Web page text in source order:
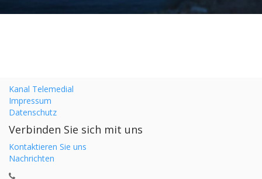
Kanal Telemedial
Impressum
Datenschutz
Verbinden Sie sich mit uns
Kontaktieren Sie uns
Nachrichten